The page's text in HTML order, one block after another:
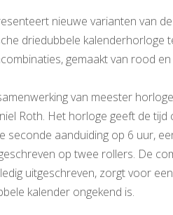
nieuwe varianten van
driedubbele kalenderhorloge
gemaakt van rood
van meester
Roth. Het horloge geeft de
seconde aanduiding op 6 uur,
op twee rollers. De
uitgeschreven, zorgt voor
kalender ongekend is.